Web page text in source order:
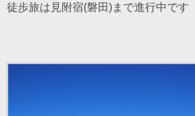
徒歩旅は見附宿(磐田)まで進行中です